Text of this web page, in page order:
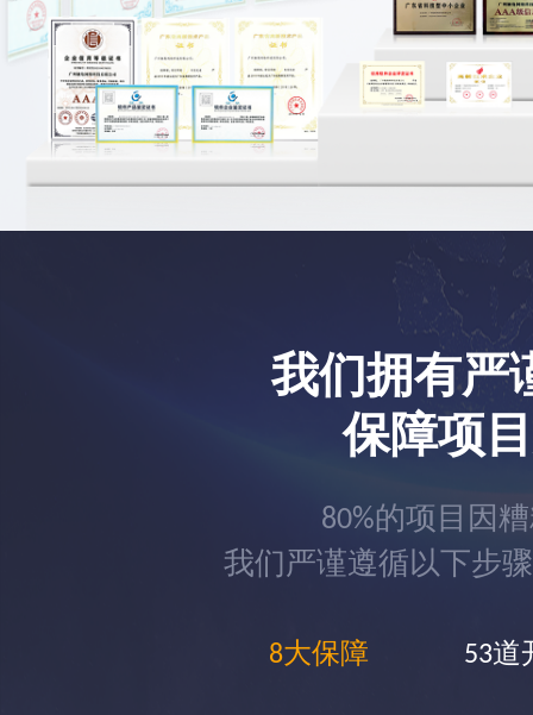
我们拥有严
保障项
80%的项目因
我们严谨遵循以下步
8大保障 53道